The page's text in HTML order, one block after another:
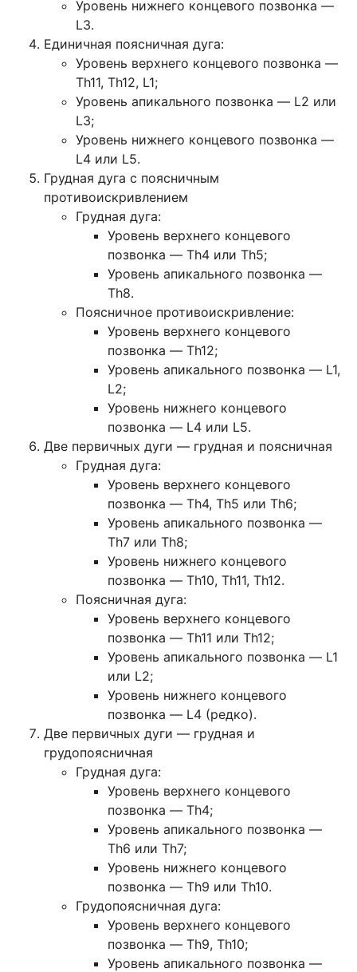
Уровень нижнего концевого позвонка —
L3.
Единичная поясничная дуга:
Уровень верхнего концевого позвонка —
Th11, Th12, L1;
Уровень апикального позвонка — L2 или
L3;
Уровень нижнего концевого позвонка —
L4 или L5.
Грудная дуга с поясничным
противоискривлением
Грудная дуга:
Уровень верхнего концевого
позвонка — Th4 или Th5;
Уровень апикального позвонка —
Th8.
Поясничное противоискривление:
Уровень верхнего концевого
позвонка — Th12;
Уровень апикального позвонка — L1,
L2;
Уровень нижнего концевого
позвонка — L4 или L5.
Две первичных дуги — грудная и поясничная
Грудная дуга:
Уровень верхнего концевого
позвонка — Th4, Th5 или Th6;
Уровень апикального позвонка —
Th7 или Th8;
Уровень нижнего концевого
позвонка — Th10, Th11, Th12.
Поясничная дуга:
Уровень верхнего концевого
позвонка — Th11 или Th12;
Уровень апикального позвонка — L1
или L2;
Уровень нижнего концевого
позвонка — L4 (редко).
Две первичных дуги — грудная и
грудопоясничная
Грудная дуга:
Уровень верхнего концевого
позвонка — Th4;
Уровень апикального позвонка —
Th6 или Th7;
Уровень нижнего концевого
позвонка — Th9 или Th10.
Грудопоясничная дуга:
Уровень верхнего концевого
позвонка — Th9, Th10;
Уровень апикального позвонка —